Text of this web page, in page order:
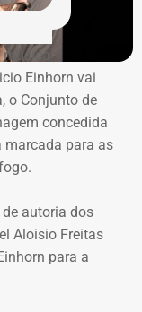
técnica do
como
auditoria
a
da
Einhorn vai
o Conjunto de
concedida
marcada para as
autoria dos
Aloisio Freitas
para a